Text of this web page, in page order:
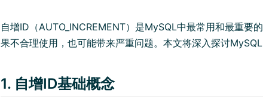
自增ID（AUTO_INCREMENT）是MySQL中最常用和最重要
果不合理使用，也可能带来严重问题。本文将深入探讨MySQL
1. 自增ID基础概念